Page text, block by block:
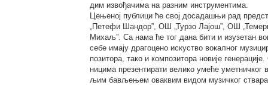
дим извођачима на разним инструментима.
Цењеној публици ће свој досадашњи рад
„Петефи Шандор”, ОШ „Турзо Лајош”, ОШ
Михаљ”. Са нама ће тог дана бити и изузетан
себе имају драгоцено искуство вокалног
позитора, тако и композитора новије
ницима презентирати велико умеће
љим бављењем оваквим видом музичког